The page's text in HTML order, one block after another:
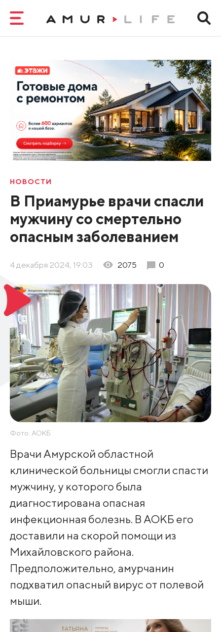
НОВОСТИ
В Приамурье врачи спасли
мужчину со смертельно
опасным заболеванием
4 декабря 2024, 19:03 2075 0
Фото: АОКБ
Врачи Амурской областной
клинической больницы смогли спасти
мужчину, у которого была
диагностирована опасная
инфекционная болезнь. В АОКБ его
доставили на скорой помощи из
Михайловского района.
Предположительно, амурчанин
подхватил опасный вирус от полевой
мыши.